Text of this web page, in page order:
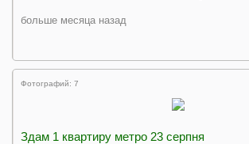
больше месяца назад
Фотографий: 7
Здам 1 квартиру метро 23 серпня